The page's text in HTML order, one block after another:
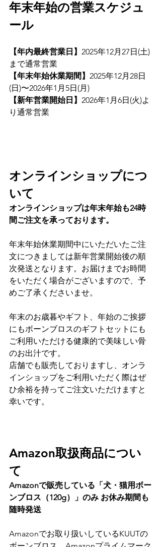
年末年始の営業スケジュ
ール
【年内最終営業日】 2025年12月27日(土)
まで通常営業
【年末年始休業期間】 2025年12月28日
(日)〜2026年1月5日(月)
【新年営業開始日】 2026年1月6日(火)よ
り通常営業
オンラインショップにつ
いて
オンラインショップは年末年始も24時
間ご注文を承っております。
年末年始休業期間中にいただいたご注
文につきましては新年営業開始後の順
次発送となります。お届けまでお時間
をいただく場合がございますので、予
めご了承くださいませ。
年末のお歳暮やギフト、年始のご挨拶
にもボーンブロスのギフトセットにも
ご利用いただける健康的で美味しい骨
のお出汁です。
店舗でも販売しておりますし、オンラ
インショップをご利用いただく際はぜ
ひ余裕を持ってご注文いただけますと
幸いです。
Amazon取扱商品につい
て
Amazonで販売している「犬・猫用ボー
ンブロス（120g）」のみ お休み期間も
随時発送
Amazonでお取り扱いしているKUUTの